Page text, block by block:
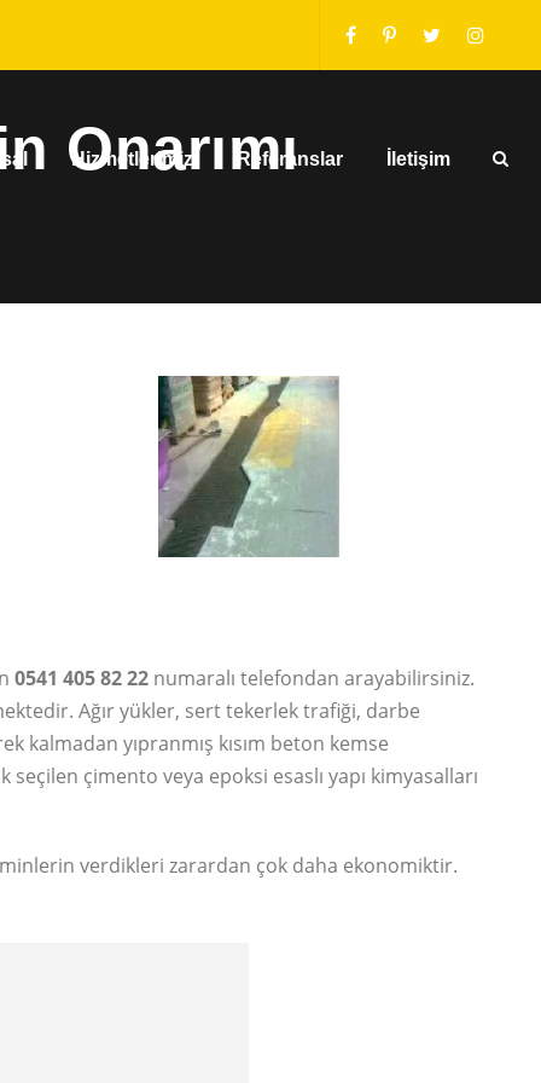
Hizmetlerimiz Referanslar İletişim
Onarımı
0541 405 82 22 numaralı telefondan arayabilirsiniz.
Ağır yükler, sert tekerlek trafiği, darbe
kalmadan yıpranmış kısım beton kemse
çimento veya epoksi esaslı yapı kimyasalları
verdikleri zarardan çok daha ekonomiktir.